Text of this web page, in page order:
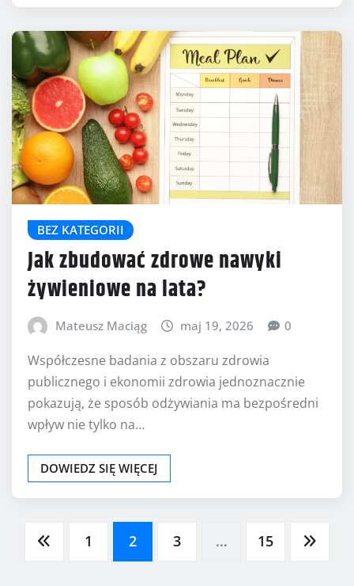
BEZ KATEGORII
Jak zbudować zdrowe nawyki
żywieniowe na lata?
Mateusz Maciąg maj 19, 2026 0
Współczesne badania z obszaru zdrowia
publicznego i ekonomii zdrowia jednoznacznie
pokazują, że sposób odżywiania ma bezpośredni
wpływ nie tylko na…
DOWIEDZ SIĘ WIĘCEJ
Stronicowanie
1 2 3 … 15